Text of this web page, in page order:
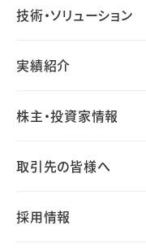
技術・ソリューション
実績紹介
株主・投資家情報
取引先の皆様へ
採用情報